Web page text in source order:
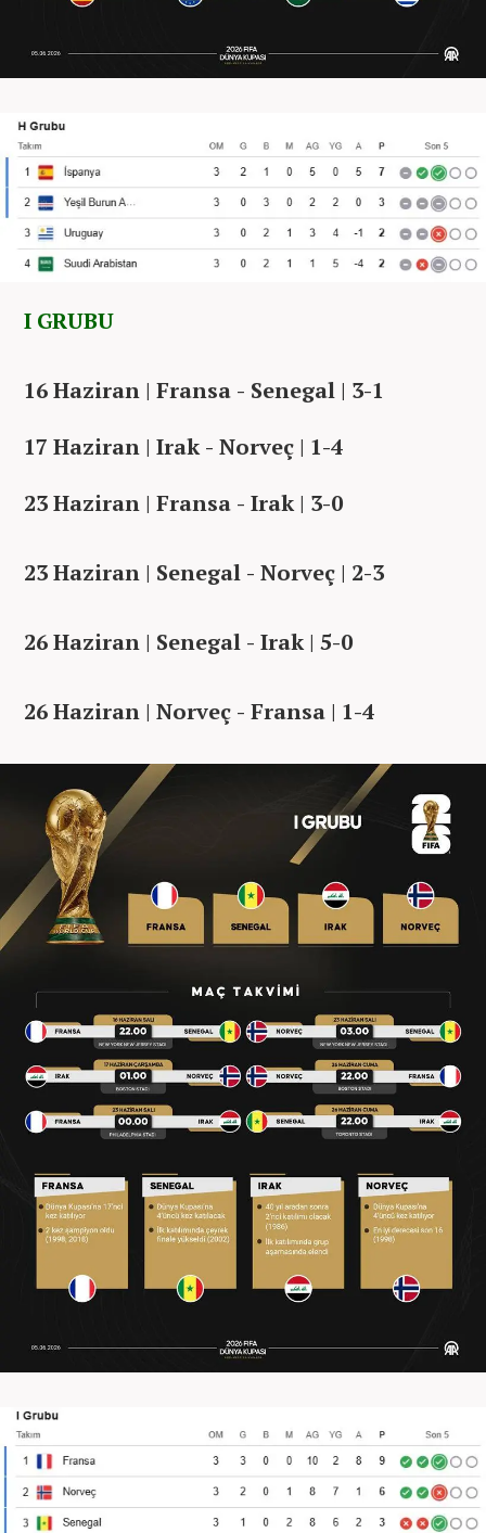
I GRUBU
16 Haziran | Fransa - Senegal | 3-1
17 Haziran | Irak - Norveç | 1-4
23 Haziran | Fransa - Irak | 3-0
23 Haziran | Senegal - Norveç | 2-3
26 Haziran | Senegal - Irak | 5-0
26 Haziran | Norveç - Fransa | 1-4